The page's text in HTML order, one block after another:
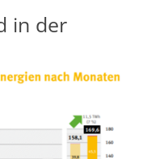
in der